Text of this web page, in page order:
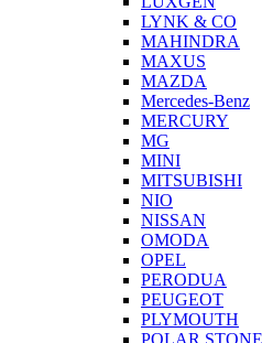
LYNK & CO
MAHINDRA
MAXUS
MAZDA
Mercedes-Benz
MERCURY
MG
MINI
MITSUBISHI
NIO
NISSAN
OMODA
OPEL
PERODUA
PEUGEOT
PLYMOUTH
POLAR STONE